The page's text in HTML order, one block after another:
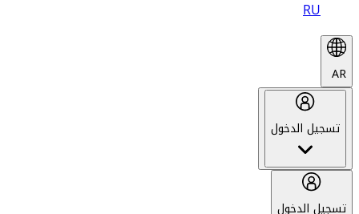
RU
AR
تسجيل الدخول
تسجيل الدخول